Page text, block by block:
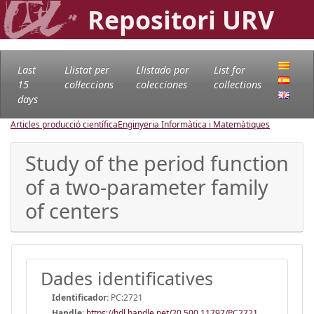
Repositori URV
Last
15
days
Llistat per
col·leccions
Llistado por
colecciones
List for
collections
Articles producció científicaEnginyeria Informàtica i Matemàtiques
Study of the period function
of a two-parameter family
of centers
Dades identificatives
Identificador: PC:2721